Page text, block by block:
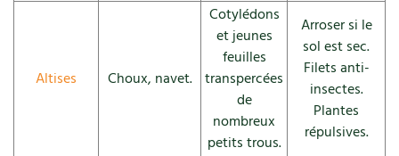
Altises Choux, navet.
Cotylédons
et jeunes
feuilles
transpercées
de
nombreux
petits trous.
Arroser si le
sol est sec.
Filets anti-
insectes.
Plantes
répulsives.